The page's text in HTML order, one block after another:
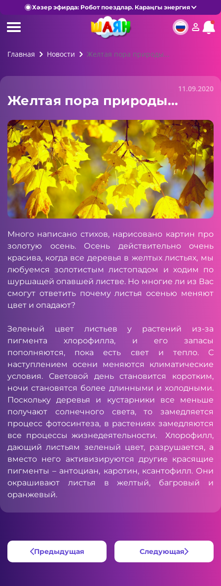
Хәзер эфирда: Робот поездлар. Караңгы энергия
Главная Новости Желтая пора природы...
11.09.2020
Желтая пора природы...
Много написано стихов, нарисовано картин про
золотую осень. Осень действительно очень
красива, когда все деревья в желтых листьях, мы
любуемся золотистым листопадом и ходим по
шуршащей опавшей листве. Но многие ли из Вас
смогут ответить почему листья осенью меняют
цвет и опадают?
Зеленый цвет листьев у растений из-за
пигмента хлорофилла, и его запасы
пополняются, пока есть свет и тепло. С
наступлением осени меняются климатические
условия. Световой день становится коротким,
ночи становятся более длинными и холодными.
Поскольку деревья и кустарники все меньше
получают солнечного света, то замедляется
процесс фотосинтеза, в растениях замедляются
все процессы жизнедеятельности. Хлорофилл,
дающий листьям зеленый цвет, разрушается, а
вместо него активизируются другие красящие
пигменты – антоциан, каротин, ксантофилл. Они
окрашивают листья в желтый, багровый и
оранжевый.
Предыдущая Следующая